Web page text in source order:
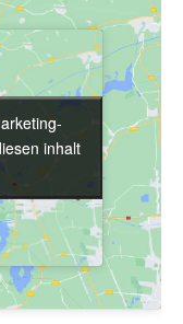
inhalt
inhalt